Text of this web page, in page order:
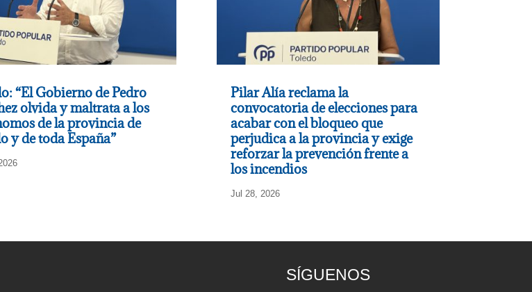
“El Gobierno de Pedro
olvida y maltrata a los
de la provincia de
y de toda España”
Pilar Alía reclama la
convocatoria de elecciones para
acabar con el bloqueo que
perjudica a la provincia y exige
reforzar la prevención frente a
los incendios
Jul 28, 2026
SÍGUENOS